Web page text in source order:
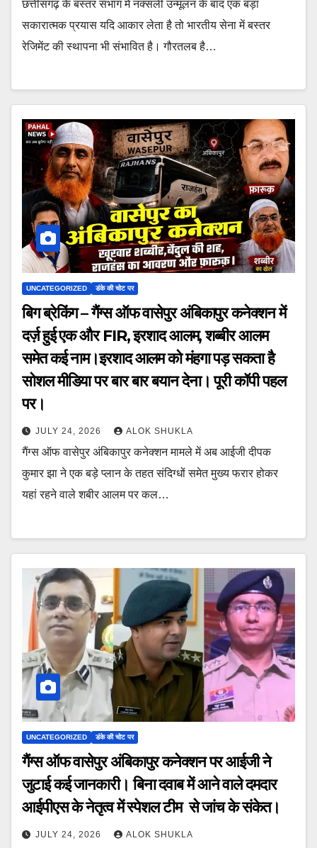
छत्तीसगढ़ के बस्तर संभाग में नक्सली उन्मूलन के बाद एक बड़ा
सकारात्मक प्रयास यदि आकार लेता है तो भारतीय सेना में बस्तर
रेजिमेंट की स्थापना भी संभावित है। गौरतलब है…
UNCATEGORIZED डंके की चोट पर
बिग ब्रेकिंग – गैंग्स ऑफ वासेपुर अंबिकापुर कनेक्शन में
दर्ज़ हुई एक और FIR, इरशाद आलम, शब्बीर आलम
समेत कई नाम।इरशाद आलम को मंहगा पड़ सकता है
सोशल मीडिया पर बार बार बयान देना। पूरी कॉपी पहल
पर।
JULY 24, 2026 ALOK SHUKLA
गैंग्स ऑफ वासेपुर अंबिकापुर कनेक्शन मामले में अब आईजी दीपक
कुमार झा ने एक बड़े प्लान के तहत संदिग्धों समेत मुख्य फरार होकर
यहां रहने वाले शबीर आलम पर कल…
UNCATEGORIZED डंके की चोट पर
गैंग्स ऑफ वासेपुर अंबिकापुर कनेक्शन पर आईजी ने
जुटाई कई जानकारी। बिना दवाब में आने वाले दमदार
आईपीएस के नेतृत्व में स्पेशल टीम से जांच के संकेत।
JULY 24, 2026 ALOK SHUKLA